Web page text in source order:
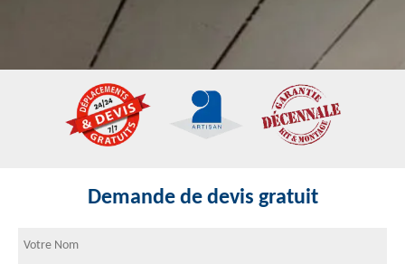
Demande de devis gratuit